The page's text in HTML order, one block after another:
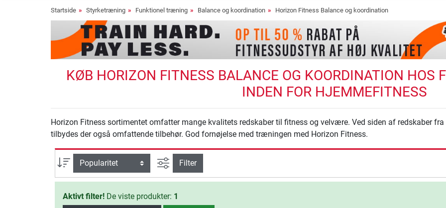
Startside Styrketræning Funktionel træning Balance og koordination Horizon Fitness Balance og koordination
KØB HORIZON FITNESS BALANCE OG KOORDINATION HOS
INDEN FOR HJEMMEFITNESS
Horizon Fitness sortimentet omfatter mange kvalitets redskaber til fitness og velvære. Ved siden af redskaber
tilbydes der også omfattende tilbehør. God fornøjelse med træningen med Horizon Fitness.
sortering Avanceret søgning
Filter
Aktivt filter! De viste produkter: 1